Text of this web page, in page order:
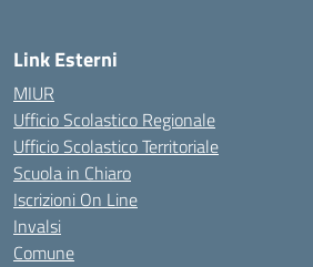
Link Esterni
MIUR
Ufficio Scolastico Regionale
Ufficio Scolastico Territoriale
Scuola in Chiaro
Iscrizioni On Line
Invalsi
Comune